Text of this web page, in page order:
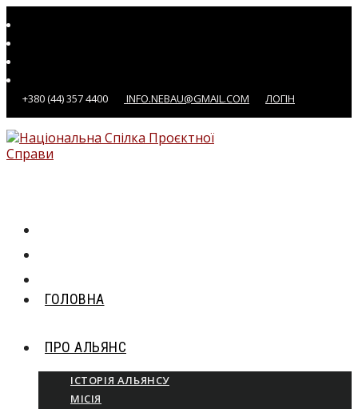
до
вмісту
+380 (44) 357 4400 INFO.NEBAU@GMAIL.COM ЛОГІН
ГОЛОВНА
ПРО АЛЬЯНС
ІСТОРІЯ АЛЬЯНСУ
МІСІЯ